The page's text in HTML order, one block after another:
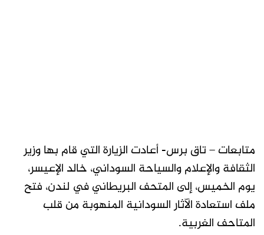
متابعات – تاق برس- أعادت الزيارة التي قام بها وزير
الثقافة والإعلام والسياحة السوداني، خالد الإعيسر،
يوم الخميس، إلى المتحف البريطاني في لندن، فتح
ملف استعادة الآثار السودانية المنهوبة من قلب
المتاحف الغربية.